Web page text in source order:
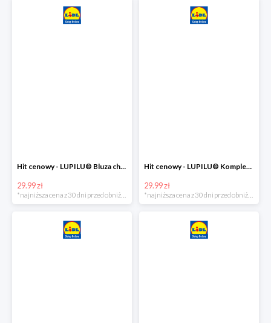
Hit cenowy - LUPILU® Bluza chłopięca w stylu college
29.99 zł
*najniższa cena z 30 dni przed obniżką
Hit cenowy - LUPILU® Komplet dziewczęcy (sukienka + legginsy)
29.99 zł
*najniższa cena z 30 dni przed obniżką